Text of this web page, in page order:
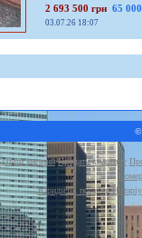
2 693 500 грн 65
03.07.26 18:07
магазин Продати квартиру
Юридичні послуги